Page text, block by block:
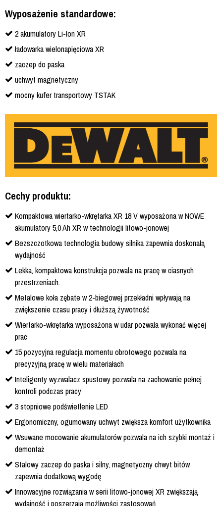
Wyposażenie standardowe:
2 akumulatory Li-Ion XR
ładowarka wielonapięciowa XR
zaczep do paska
uchwyt magnetyczny
mocny kufer transportowy TSTAK
Cechy produktu:
Kompaktowa wiertarko-wkrętarka XR 18 V wyposażona w NOWE
akumulatory 5,0 Ah XR w technologii litowo-jonowej
Bezszczotkowa technologia budowy silnika zapewnia doskonałą
wydajność
Lekka, kompaktowa konstrukcja pozwala na pracę w ciasnych
przestrzeniach.
Metalowe koła zębate w 2-biegowej przekładni wpływają na
zwiększenie czasu pracy i dłuższą żywotność
Wiertarko-wkrętarka wyposażona w udar pozwala wykonać więcej
prac
15 pozycyjna regulacja momentu obrotowego pozwala na
precyzyjną pracę w wielu materiałach
Inteligenty wyzwalacz spustowy pozwala na zachowanie pełnej
kontroli podczas pracy
3 stopniowe podświetlenie LED
Ergonomiczny, ogumowany uchwyt zwiększa komfort użytkownika
Wsuwane mocowanie akumulatorów pozwala na ich szybki montaż i
demontaż
Stalowy zaczep do paska i silny, magnetyczny chwyt bitów
zapewnia dodatkową wygodę
Innowacyjne rozwiązania w serii litowo-jonowej XR zwiększają
wydajność i poszerzają możliwości zastosowań